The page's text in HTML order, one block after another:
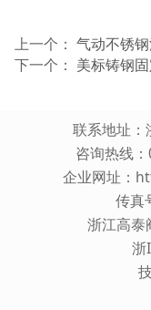
上一个： 气动不锈
下一个： 美标铸钢
联系地址：
咨询热线
企业网址：
传真
浙江高泰
浙